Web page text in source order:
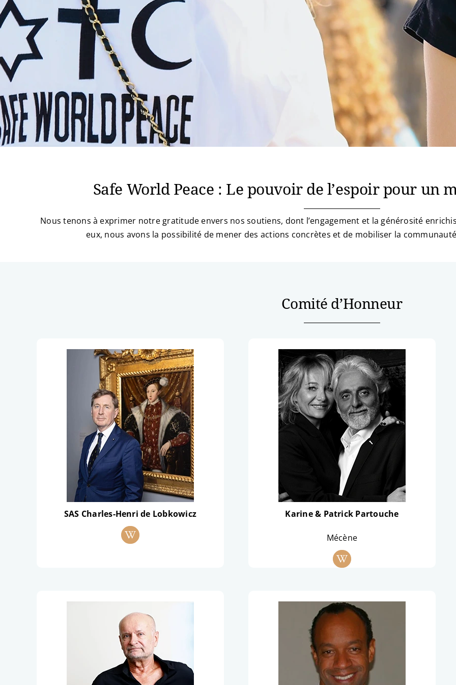
Safe World Peace : Le pouvoir de l’espoir pour un
Nous tenons à exprimer notre gratitude envers nos soutiens, dont l’engagement et la générosité
eux, nous avons la possibilité de mener des actions concrètes et de mobiliser la
Comité d’Honneur
SAS Charles-Henri de Lobkowicz Karine & Patrick Partouche
Mécène